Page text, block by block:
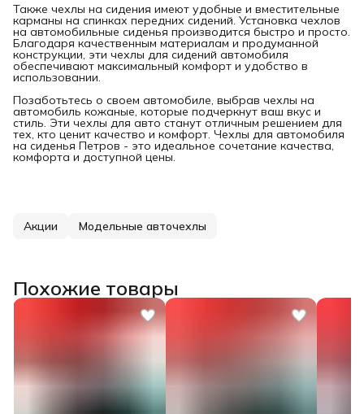
Также чехлы на сидения имеют удобные и вместительные
карманы на спинках передних сидений. Установка чехлов
на автомобильные сиденья производится быстро и просто.
Благодаря качественным материалам и продуманной
конструкции, эти чехлы для сидений автомобиля
обеспечивают максимальный комфорт и удобство в
использовании.
Позаботьтесь о своем автомобиле, выбрав чехлы на
автомобиль кожаные, которые подчеркнут ваш вкус и
стиль. Эти чехлы для авто станут отличным решением для
тех, кто ценит качество и комфорт. Чехлы для автомобиля
на сиденья Петров - это идеальное сочетание качества,
комфорта и доступной цены.
Акции Модельные авточехлы
Похожие товары